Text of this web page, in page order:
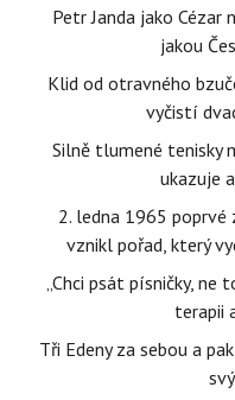
Petr Janda jako Cézar
jakou
Klid od otravného
vyčistí
Silně tlumené tenisky
ukazuje
2. ledna 1965 poprvé
vznikl pořad, který
„Chci psát písničky, ne
terapii
Tři Edeny za sebou a